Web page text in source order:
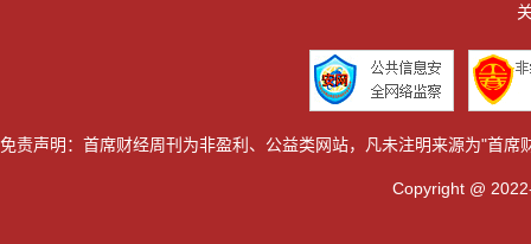
免责声明：首席财经周刊为非盈利、公益类网站，凡未注明来源为"首
Copyright @